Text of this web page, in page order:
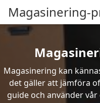
Magasinering-
Magasinering kan
det gäller att jämföra
guide och använder